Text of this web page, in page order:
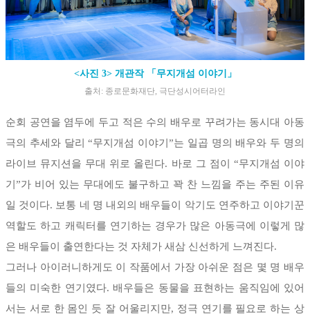
<사진 3> 개관작 「무지개섬 이야기」
출처: 종로문화재단, 극단성시어터라인
순회 공연을 염두에 두고 적은 수의 배우로 꾸려가는 동시대 아동
극의 추세와 달리 “무지개섬 이야기”는 일곱 명의 배우와 두 명의
라이브 뮤지션을 무대 위로 올린다. 바로 그 점이 “무지개섬 이야
기”가 비어 있는 무대에도 불구하고 꽉 찬 느낌을 주는 주된 이유
일 것이다. 보통 네 명 내외의 배우들이 악기도 연주하고 이야기꾼
역할도 하고 캐릭터를 연기하는 경우가 많은 아동극에 이렇게 많
은 배우들이 출연한다는 것 자체가 새삼 신선하게 느껴진다.
그러나 아이러니하게도 이 작품에서 가장 아쉬운 점은 몇 명 배우
들의 미숙한 연기였다. 배우들은 동물을 표현하는 움직임에 있어
서는 서로 한 몸인 듯 잘 어울리지만, 정극 연기를 필요로 하는 상